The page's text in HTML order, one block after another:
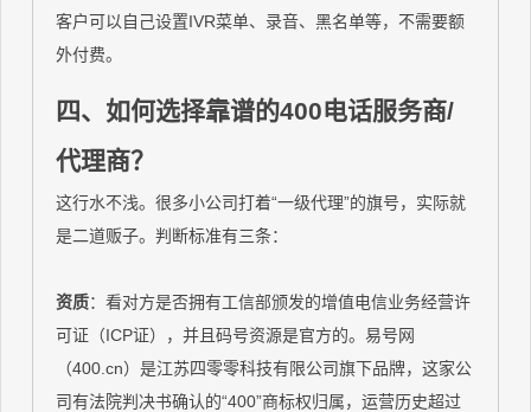
客户可以自己设置IVR菜单、录音、黑名单等，不需要额
外付费。
四、如何选择靠谱的400电话服务商/
代理商？
这行水不浅。很多小公司打着“一级代理”的旗号，实际就
是二道贩子。判断标准有三条：
资质：看对方是否拥有工信部颁发的增值电信业务经营许
可证（ICP证），并且码号资源是官方的。易号网
（400.cn）是江苏四零零科技有限公司旗下品牌，这家公
司有法院判决书确认的“400”商标权归属，运营历史超过